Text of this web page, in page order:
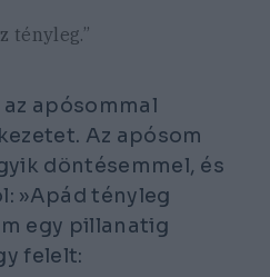
tényleg.”
az apósommal
Az apósom
döntésemmel, és
»Apád tényleg
egy pillanatig
felelt: